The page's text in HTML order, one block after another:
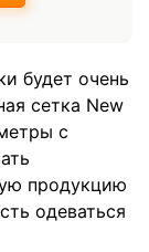
будет очень
сетка New
с
продукцию
одеваться